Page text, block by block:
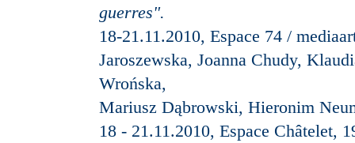
guerres".
18-21.11.2010, Espace 74 /
Jaroszewska, Joanna Chudy,
Wrońska,
Mariusz Dąbrowski, Hieronim
18 - 21.11.2010, Espace Châtelet,